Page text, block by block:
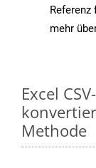
Referenz
mehr
Excel
Methode